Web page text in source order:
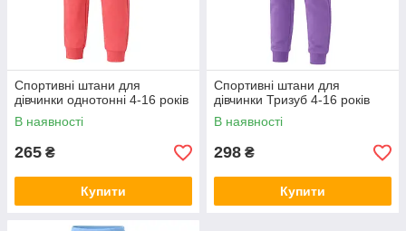
Спортивні штани для
дівчинки однотонні 4-16 років
В наявності
265 ₴
Купити
Спортивні штани для
дівчинки Тризуб 4-16 років
В наявності
298 ₴
Купити